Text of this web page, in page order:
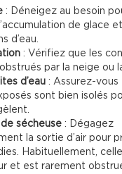
: Déneigez au besoin
de glace
d’eau.
: Vérifiez que les
par la neige ou
d’eau : Assurez-vous
sont bien isolés
sécheuse : Dégagez
la sortie d’air pour
Habituellement,
et est rarement